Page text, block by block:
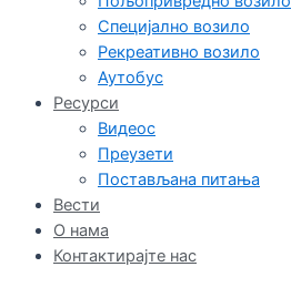
Специјално возило
Рекреативно возило
Аутобус
Ресурси
Видеос
Преузети
Постављана питања
Вести
О нама
Контактирајте нас